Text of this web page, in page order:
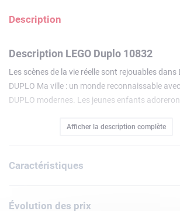
Description
Description LEGO Duplo 10832
Les scènes de la vie réelle sont rejouables dans
DUPLO Ma ville : un monde reconnaissable
DUPLO modernes. Les jeunes enfants
grand-mère. Il est très simple de s'amuser avec la
nique ! Inclut trois figurines DUPLO plus une
Inclut trois figurines LEGO DUPLO : une
Afficher la description complète
Caractéristiques
Évolution des prix